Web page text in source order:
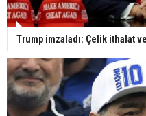
Trump imzaladı: Çelik ithalat